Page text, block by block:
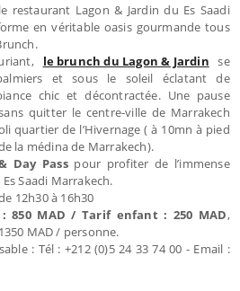
restaurant Lagon & Jardin du Es Saadi
en véritable oasis gourmande tous
le brunch du Lagon & Jardin se
et sous le soleil éclatant de
chic et décontractée. Une pause
quitter le centre-ville de Marrakech
quartier de l’Hivernage ( à 10mn à pied
la médina de Marrakech).
Day Passpour profiter de l’immense
Saadi Marrakech.
12h30 à 16h30
850 MAD / Tarif enfant : 250 MAD,
MAD / personne.
: Tél : +212 (0)5 24 33 74 00 - Email :